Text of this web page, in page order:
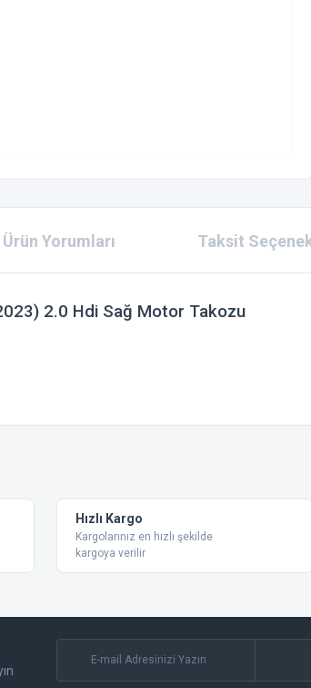
Ürün Yorumları Taksit
2.0 Hdi Sağ Motor Takozu
Hızlı Kargo
Kargolarınız en hızlı şekilde
kargoya verilir